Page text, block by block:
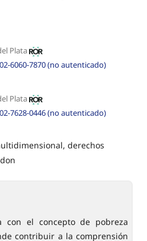
Plata
6060-7870 (no autenticado)
Plata
7628-0446 (no autenticado)
derechos
con el concepto de pobreza
contribuir a la comprensión